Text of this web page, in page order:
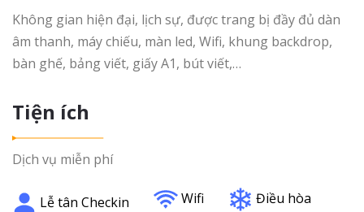
Không gian hiện đại, lịch sự, được trang bị đầy đủ dàn
âm thanh, máy chiếu, màn led, Wifi, khung backdrop,
bàn ghế, bảng viết, giấy A1, bút viết,…
Tiện ích
Dịch vụ miễn phí
Lễ tân Checkin Wifi Điều hòa